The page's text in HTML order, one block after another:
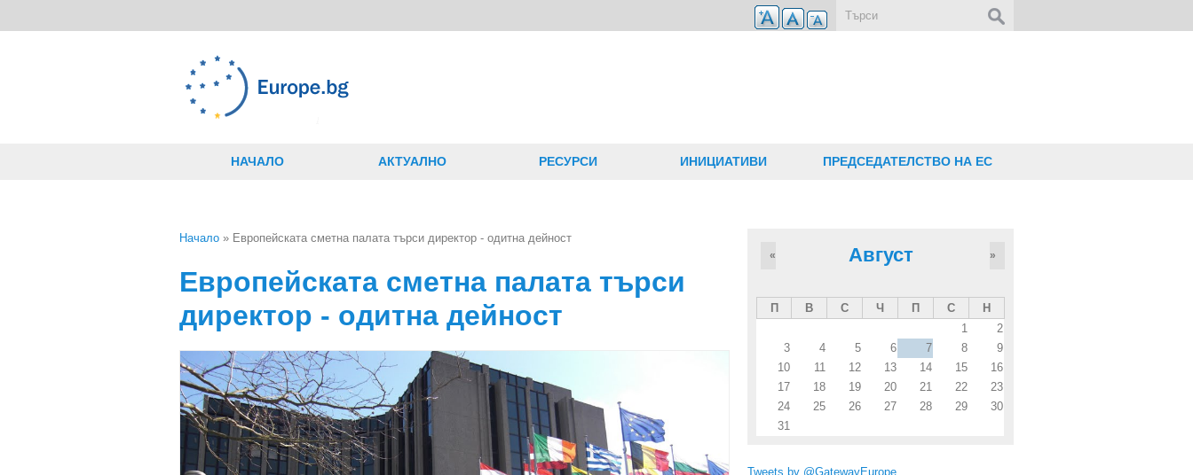
НАЧАЛО АКТУАЛНО РЕСУРСИ ИНИЦИАТИВИ ПРЕДСЕДАТЕЛСТВО НА ЕС
Начало » Европейската сметна палата търси директор - одитна дейност
Европейската сметна палата търси
директор - одитна дейност
Август
« »
П В С Ч П С
Н
1
2
3
4 5 6 7 8
9
10
11 12 13 14 15
16
17
18 19 20 21 22
23
24
25 26 27 28 29
30
31
Tweets by @GatewayEurope